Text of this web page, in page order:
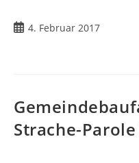
4. Februar 2017
Strache-